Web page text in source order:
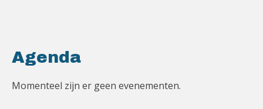
Agenda
Momenteel zijn er geen evenementen.